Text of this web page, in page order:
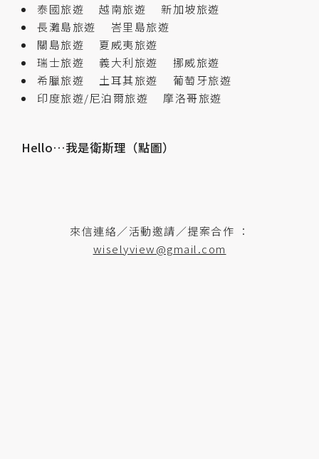
泰國旅遊
越南旅遊
新加坡旅遊
長灘島旅遊
峇里島旅遊
關島旅遊
夏威夷旅遊
瑞士旅遊
義大利旅遊
挪威旅遊
希臘旅遊
土耳其旅遊
葡萄牙旅遊
印度旅遊/尼泊爾旅遊
摩洛哥旅遊
Hello…我是衛斯理（點圖）
來信連絡／活動邀請／提案合作 ：
wiselyview@gmail.com